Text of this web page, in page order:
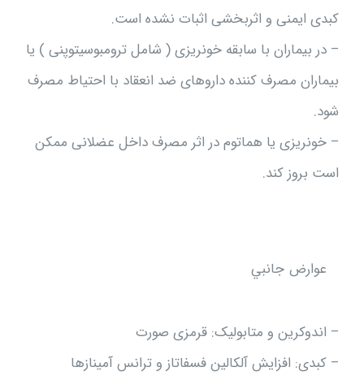
کبدی ایمنی و اثربخشی اثبات نشده است.
– در بیماران با سابقه خونریزی ( شامل ترومبوسیتوپنی ) یا
بیماران مصرف کننده داروهای ضد انعقاد با احتیاط مصرف
شود.
– خونریزی یا هماتوم در اثر مصرف داخل عضلانی ممکن
است بروز کند.
عوارض جانبي
– اندوکرین و متابولیک: قرمزی صورت
– کبدی: افزایش آلکالین فسفاتاز و ترانس آمینازها